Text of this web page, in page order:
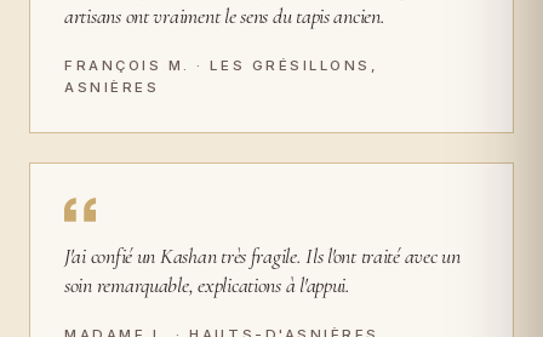
artisans ont vraiment le sens du tapis ancien.
FRANÇOIS M. · LES GRÉSILLONS,
ASNIÈRES
J'ai confié un Kashan très fragile. Ils l'ont traité avec un
soin remarquable, explications à l'appui.